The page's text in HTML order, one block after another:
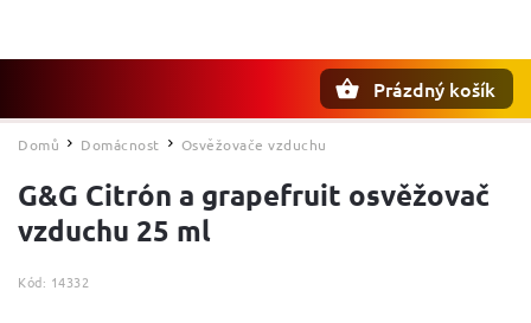
Prázdný košík
Domů / Domácnost / Osvěžovače vzduchu
G&G Citrón a grapefruit osvěžovač
vzduchu 25 ml
Kód: 14332